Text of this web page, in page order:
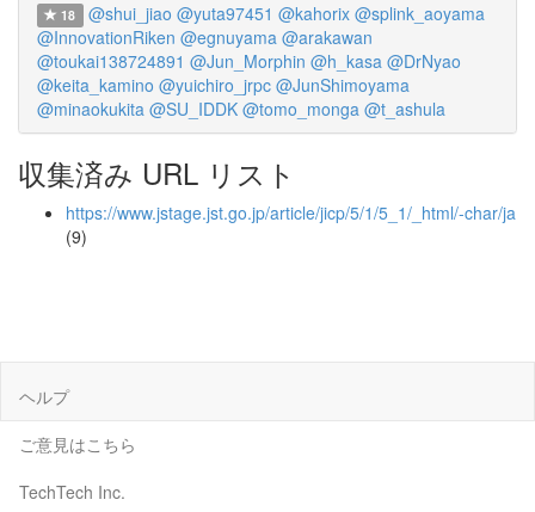
18 @shui_jiao @yuta97451 @kahorix @splink_aoyama
@InnovationRiken @egnuyama @arakawan
@toukai138724891 @Jun_Morphin @h_kasa @DrNyao
@keita_kamino @yuichiro_jrpc @JunShimoyama
@minaokukita @SU_IDDK @tomo_monga @t_ashula
収集済み URL リスト
https://www.jstage.jst.go.jp/article/jicp/5/1/5_1/_html/-char/ja
(9)
ヘルプ
ご意見はこちら
TechTech Inc.